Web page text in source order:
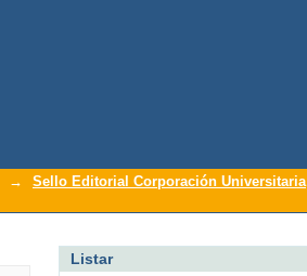
→
Sello Editorial Corporación Universitaria
Listar